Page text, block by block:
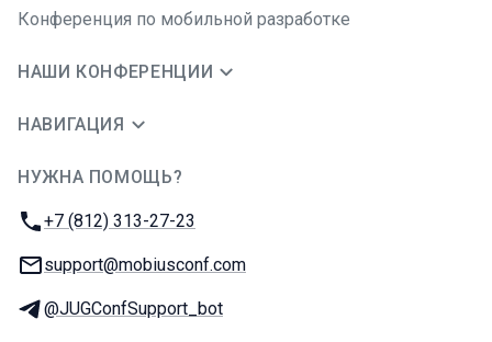
Конференция по мобильной разработке
НАШИ КОНФЕРЕНЦИИ
НАВИГАЦИЯ
НУЖНА ПОМОЩЬ?
Телефон:
+7 (812) 313-27-23
E-mail:
support@mobiusconf.com
Телеграм:
@JUGConfSupport_bot